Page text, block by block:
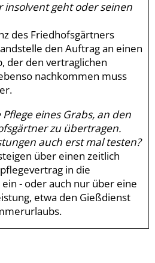
insolvent geht oder seinen
des Friedhofsgärtners
den Auftrag an einen
der den vertraglichen
nachkommen muss
eines Grabs, an den
zu übertragen.
auch erst mal testen?
über einen zeitlich
in die
- oder auch nur über eine
etwa den Gießdienst